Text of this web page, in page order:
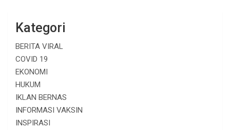
Kategori
BERITA VIRAL
COVID 19
EKONOMI
HUKUM
IKLAN BERNAS
INFORMASI VAKSIN
INSPIRASI